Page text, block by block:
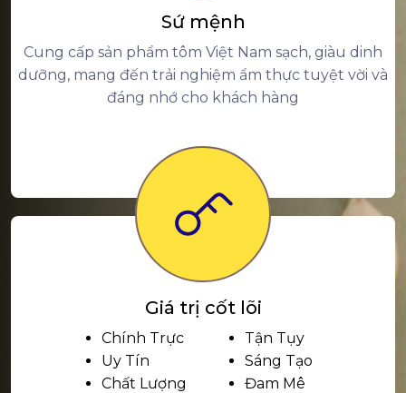
Sứ mệnh
Cung cấp sản phẩm tôm Việt Nam sạch, giàu dinh
dưỡng, mang đến trải nghiệm ẩm thực tuyệt vời và
đáng nhớ cho khách hàng
Giá trị cốt lõi
Chính Trực
Uy Tín
Chất Lượng
Tận Tụy
Sáng Tạo
Đam Mê